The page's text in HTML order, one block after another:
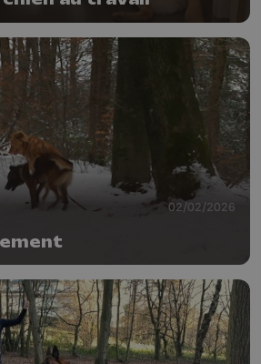
02/02/2026